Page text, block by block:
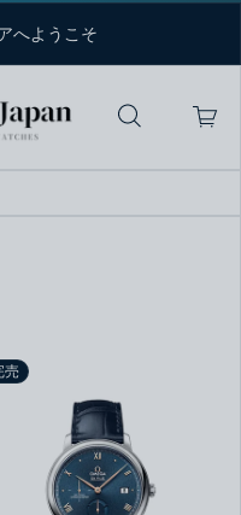
へようこそ
売